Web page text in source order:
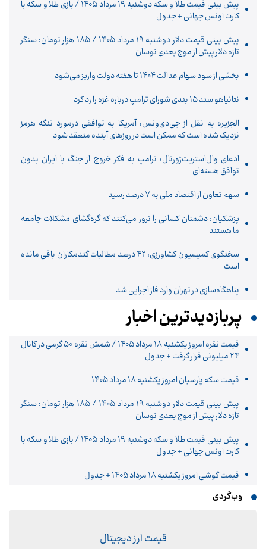
پیش‌ بینی قیمت طلا و سکه دوشنبه ۱۹ مرداد ۱۴۰۵ / بازی طلا و سکه با
کارت اونس جهانی + جدول
پیش‌ بینی قیمت دلار دوشنبه ۱۹ مرداد ۱۴۰۵ / ۱۸۵ هزار تومان؛ سنگر
تازه دلار پیش از موج بعدی نوسان
بخشی از سود سهام عدالت ۱۴۰۴ تا هفته دولت واریز می‌شود
نتانیاهو سند ۱۵ بندی شورای ترامپ درباره غزه را رد کرد
الجزیره به نقل از جی‌دی‌ونس: آمریکا به توافقی درمورد تنگه هرمز
نزدیک شده است که ممکن است در روزهای آینده منعقد شود
ادعای وال‌استریت‌ژورنال: ترامپ به فکر خروج از جنگ با ایران بدون
توافق هسته‌ای
سهم تعاون از اقتصاد ملی به ۷ درصد رسید
پزشکیان: دشمنان کسانی را ترور می‌کنند که گره‌گشای مشکلات جامعه
ما هستند
سخنگوی کمیسیون کشاورزی: ۴۲ درصد مطالبات گندمکاران باقی مانده
است
پناهگاه‌سازی در تهران وارد فاز اجرایی شد
پربازدیدترین اخبار
قیمت نقره امروز یکشنبه ۱۸ مرداد ۱۴۰۵ / شمش نقره ۵۰ گرمی در کانال
۲۴ میلیونی قرار گرفت + جدول
قیمت سکه پارسیان امروز یکشنبه ۱۸ مرداد ۱۴۰۵
پیش‌ بینی قیمت دلار دوشنبه ۱۹ مرداد ۱۴۰۵ / ۱۸۵ هزار تومان؛ سنگر
تازه دلار پیش از موج بعدی نوسان
پیش‌ بینی قیمت طلا و سکه دوشنبه ۱۹ مرداد ۱۴۰۵ / بازی طلا و سکه با
کارت اونس جهانی + جدول
قیمت گوشی امروز یکشنبه 18 مرداد 1405 + جدول
وب‌گردی
قیمت ارز دیجیتال